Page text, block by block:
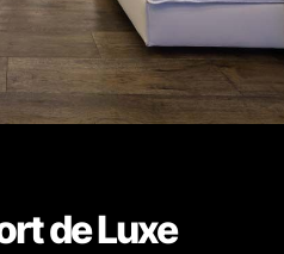
de Luxe